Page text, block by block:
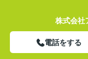
株式会社
電話をする